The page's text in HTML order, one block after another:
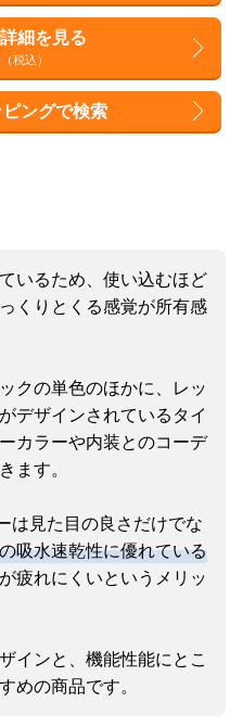
細を見る
（税込）
ングで検索
いるため、使い込むほど
くりとくる感覚が所有感
クの単色のほかに、レッ
デザインされているタイ
カラーや内装とのコーデ
ます。
は見た目の良さだけでな
吸水速乾性に優れている
疲れにくいというメリッ
インと、機能性能にとこ
めの商品です。